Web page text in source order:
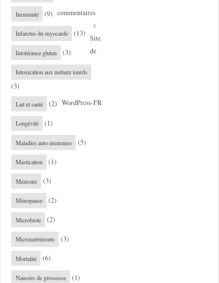
Immunité (9)
Infarctus du myocarde (13)
Intolérance gluten (3)
Intoxication aux métaux lourds
(3)
Lait et santé (2)
Longévité (1)
Maladies auto-immunes (5)
Mastication (1)
Mémoire (3)
Ménopause (2)
Microbiote (2)
Micronutriments (3)
Mortalité (6)
Nausées de grossesse (1)
commentaires
Site
de
WordPress-FR